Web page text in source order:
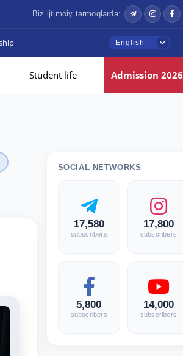
Biz ijtimoiy tarmoqlarda:
English
Student life Admission 2026
SOCIAL NETWORKS
17,580
subscribers
17,800
subscribers
5,800
subscribers
14,000
subscribers